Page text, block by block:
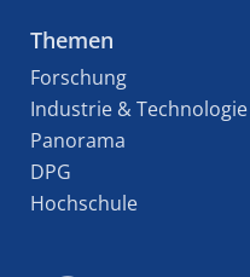
Themen
Forschung
Industrie & Technologie
Panorama
DPG
Hochschule